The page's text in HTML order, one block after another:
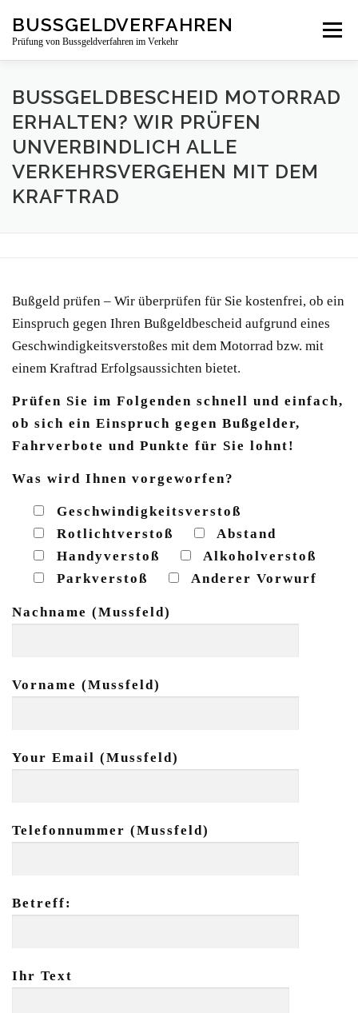
Inhalt
BUSSGELDVERFAHREN
Prüfung von Bussgeldverfahren im Verkehr
Menü
LEISTUNGSBEREICHE ÜBER UNS NEWS
BUSSGELDBESCHEIDPRÜFUNG KONTAKT
BUSSGELDBESCHEID MOTORRAD E
RHALTEN? WIR PRÜFEN U
NVERBINDLICH ALLE V
ERKEHRSVERGEHEN MIT DEM K
RAFTRAD
Bußgeld prüfen – Wir überprüfen für Sie kostenfrei, ob ein
Einspruch gegen Ihren Bußgeldbescheid aufgrund eines
Geschwindigkeitsverstoßes mit dem Motorrad bzw. mit
einem Kraftrad Erfolgsaussichten bietet.
Prüfen Sie im Folgenden schnell und einfach,
ob sich ein Einspruch gegen Bußgelder,
Fahrverbote und Punkte für Sie lohnt!
Was wird Ihnen vorgeworfen?
Geschwindigkeitsverstoß
Rotlichtverstoß
Abstand
Handyverstoß
Alkoholverstoß
Parkverstoß
Anderer Vorwurf
Nachname (Mussfeld)
Vorname (Mussfeld)
Your Email (Mussfeld)
Telefonnummer (Mussfeld)
Betreff:
Ihr Text